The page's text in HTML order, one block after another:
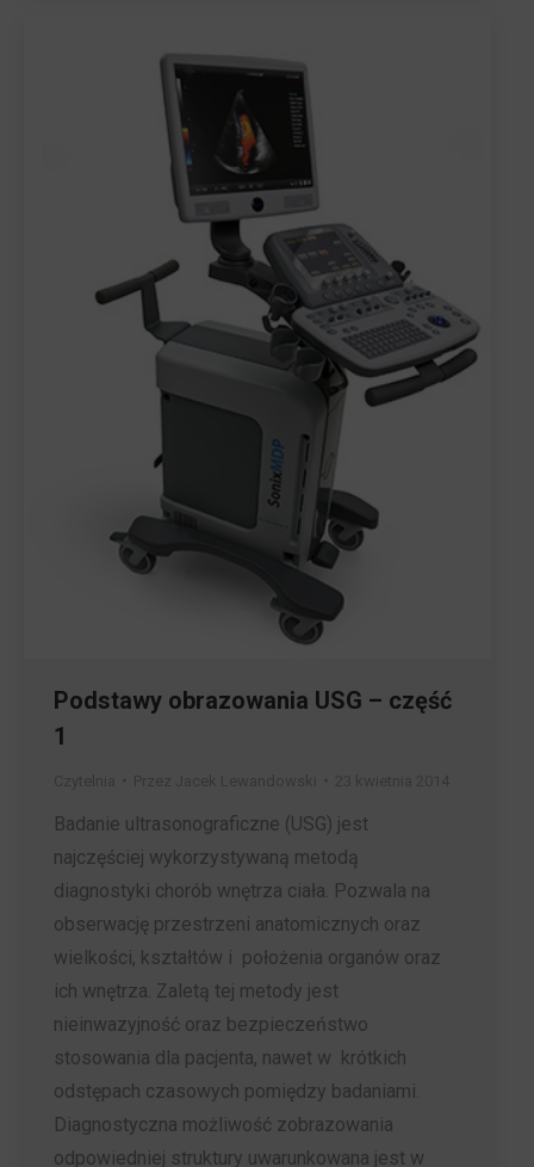
Podstawy obrazowania USG – część
1
Badanie ultrasonograficzne (USG) jest
najczęściej wykorzystywaną metodą
diagnostyki chorób wnętrza ciała. Pozwala na
obserwację przestrzeni anatomicznych oraz
wielkości, kształtów i położenia organów oraz
ich wnętrza. Zaletą tej metody jest
nieinwazyjność oraz bezpieczeństwo
stosowania dla pacjenta, nawet w krótkich
odstępach czasowych pomiędzy badaniami.
Diagnostyczna możliwość zobrazowania
odpowiedniej struktury uwarunkowana jest w